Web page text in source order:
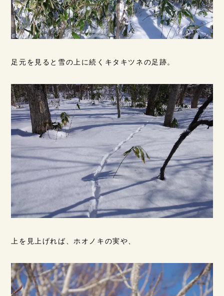
足元を見ると雪の上に続くキタキツネの足跡。
上を見上げれば、ホオノキの実や、